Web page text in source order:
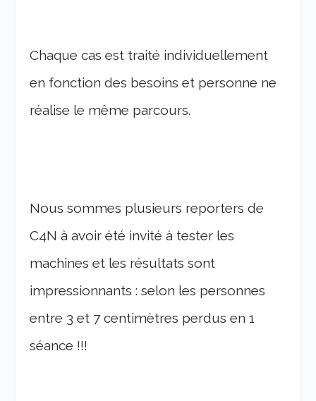
Chaque cas est traité individuellement
en fonction des besoins et personne ne
réalise le même parcours.
Nous sommes plusieurs reporters de
C4N à avoir été invité à tester les
machines et les résultats sont
impressionnants : selon les personnes
entre 3 et 7 centimètres perdus en 1
séance !!!